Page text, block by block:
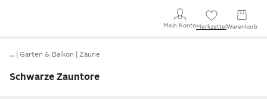
Mein KontoMerkzettel Warenkorb
… Garten & Balkon Zäune
Schwarze Zauntore